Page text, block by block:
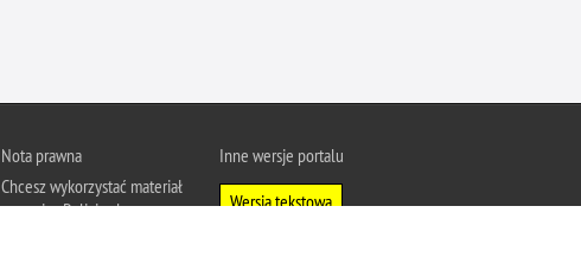
Porwania
Pożary i podpalenia
Nota prawna
Chcesz wykorzystać materiał
z serwisu Policja.pl.
Inne wersje portalu
Wersja tekstowa